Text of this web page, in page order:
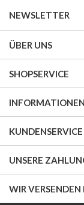
NEWSLETTER
ÜBER UNS
SHOPSERVICE
INFORMATIONEN
KUNDENSERVICE
UNSERE
WIR VERSENDEN